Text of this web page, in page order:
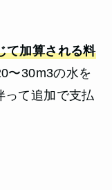
て加算される料
〜30m3の水を
って追加で支払